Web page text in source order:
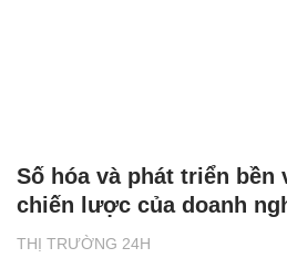
THỊ TRƯỜNG 24H
Số hóa và phát triển
chiến lược của doanh